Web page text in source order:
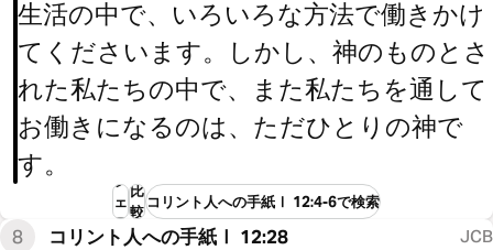
生活の中で、いろいろな方法で働きかけ
てくださいます。しかし、神のものとさ
れた私たちの中で、また私たちを通して
お働きになるのは、ただひとりの神で
す。
シ
ェ
ア
比
較
コリント人への手紙Ⅰ 12:4-6で検索
8 コリント人への手紙Ⅰ 12:28 JCB